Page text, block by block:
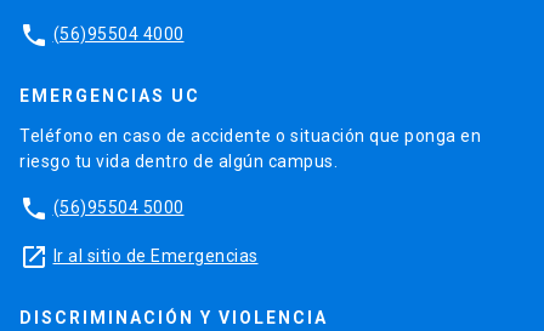
phone (56)95504 4000
EMERGENCIAS UC
Teléfono en caso de accidente o situación que ponga en
riesgo tu vida dentro de algún campus.
phone (56)95504 5000
launch Ir al sitio de Emergencias
DISCRIMINACIÓN Y VIOLENCIA